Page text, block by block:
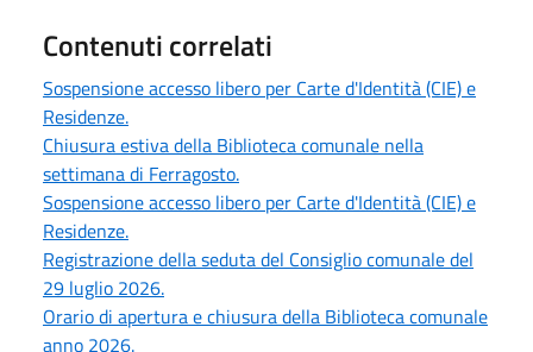
Contenuti correlati
Sospensione accesso libero per Carte d'Identità (CIE) e
Residenze.
Chiusura estiva della Biblioteca comunale nella
settimana di Ferragosto.
Sospensione accesso libero per Carte d'Identità (CIE) e
Residenze.
Registrazione della seduta del Consiglio comunale del
29 luglio 2026.
Orario di apertura e chiusura della Biblioteca comunale
anno 2026.